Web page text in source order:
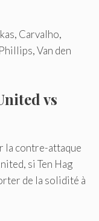
Carvalho,
Van den
vs
la contre-attaque
si Ten Hag
de la solidité à